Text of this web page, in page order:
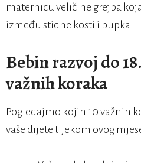
maternicu veličine grejpa
između stidne kosti i pupka.
Bebin razvoj do
važnih koraka
Pogledajmo kojih 10 važnih
vaše dijete tijekom ovog